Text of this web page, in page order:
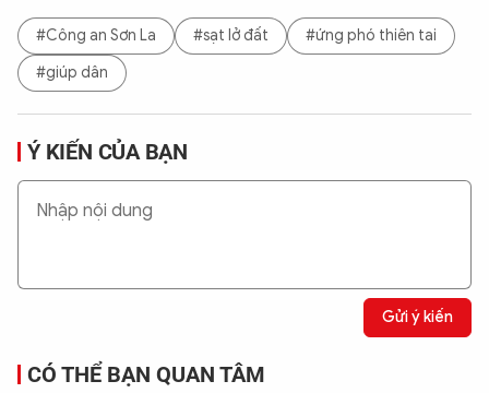
#Công an Sơn La #sạt lở đất
#ứng phó thiên tai
#giúp dân
Ý KIẾN CỦA BẠN
Gửi ý kiến
CÓ THỂ BẠN QUAN TÂM